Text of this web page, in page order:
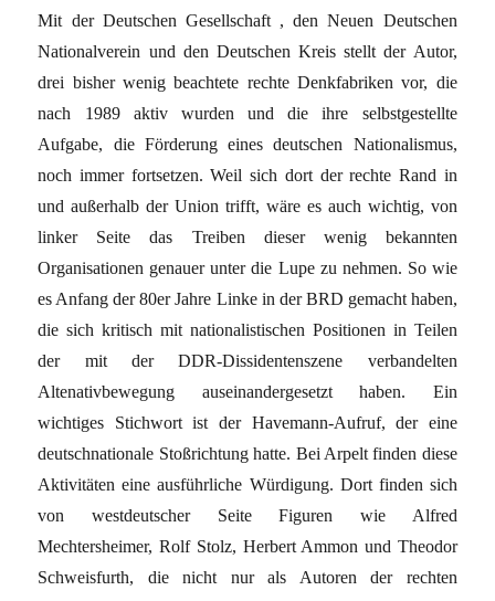
Mit der Deutschen Gesellschaft , den Neuen Deutschen
Nationalverein und den Deutschen Kreis stellt der Autor,
drei bisher wenig beachtete rechte Denkfabriken vor, die
nach 1989 aktiv wurden und die ihre selbstgestellte
Aufgabe, die Förderung eines deutschen Nationalismus,
noch immer fortsetzen. Weil sich dort der rechte Rand in
und außerhalb der Union trifft, wäre es auch wichtig, von
linker Seite das Treiben dieser wenig bekannten
Organisationen genauer unter die Lupe zu nehmen. So wie
es Anfang der 80er Jahre Linke in der BRD gemacht haben,
die sich kritisch mit nationalistischen Positionen in Teilen
der mit der DDR-Dissidentenszene verbandelten
Altenativbewegung auseinandergesetzt haben. Ein
wichtiges Stichwort ist der Havemann-Aufruf, der eine
deutschnationale Stoßrichtung hatte. Bei Arpelt finden diese
Aktivitäten eine ausführliche Würdigung. Dort finden sich
von westdeutscher Seite Figuren wie Alfred
Mechtersheimer, Rolf Stolz, Herbert Ammon und Theodor
Schweisfurth, die nicht nur als Autoren der rechten